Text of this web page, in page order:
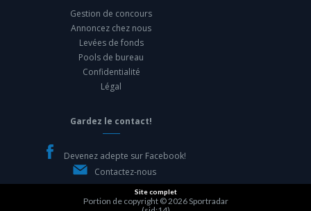
Gestion de concours
Annoncez chez nous
Levées de fonds
Pools de bureau
Confidentialité
Légal
Gardez le contact!
Devenez adepte sur Facebook!
Contactez-nous
Site complet
Portion de copyright © 2026Sportradar